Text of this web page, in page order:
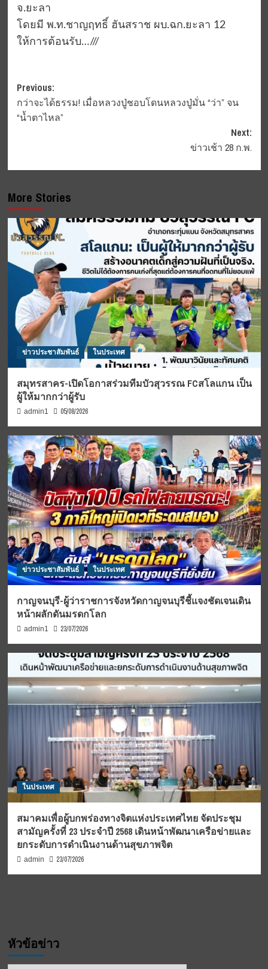
จ.ยะลา
โดยมี พ.ท.ชาญฤทธิ์ ฮันสราช ผบ.ฉก.ยะลา 12
ให้การต้อนรับ…///
Post
navigation
Previous:
กว่าจะได้ธรรม! เมื่อหลวงปู่ชอบโดนหลวงปู่มั่น “ว่า” จน
“น้ำตาไหล”
Next:
ข่าวเช้า 28 ก.พ.
More Stories
ข่าวประชาสัมพันธ์ ในประเทศ
สมุทรสาคร-เปิดโอกาสร่วมทีมบัวสุวรรณ FCสโลแกน เป็น
ผู้ให้มากกว่าผู้รับ
admin1 05/08/2026
ข่าวประชาสัมพันธ์ ในประเทศ
กาญจนบุรี-ผู้ว่าราชการจังหวัดกาญจนบุรีชี้แจงชัดเจนเดิน
หน้าผลักดันมรดกโลก
admin1 23/07/2026
ในประเทศ
สมาคมเพื่อผู้บกพร่องทางจิตแห่งประเทศไทย จัดประชุม
สามัญครั้งที่ 23 ประจำปี 2568 เดินหน้าพัฒนาเครือข่ายและ
ยกระดับการดำเนินงานด้านสุขภาพจิต
admin 23/07/2026
หัวข้อข่าว